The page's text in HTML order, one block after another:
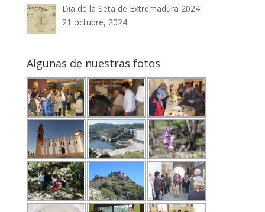
Día de la Seta de Extremadura 2024
21 octubre, 2024
Algunas de nuestras fotos